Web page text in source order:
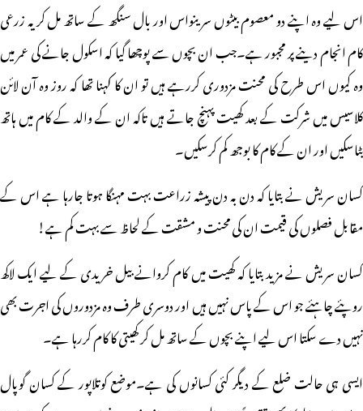
اس لیے وہ اپنے دو معصوم بیٹوں سرینواس اور بال سنگھ کے ساتھ مل کر یہ زرعی
کام انجام دینے پر مجبور ہے۔جب ان بچوں سے پوچھا گیا کہ اسکول جانے کی عمر میں
وہ کیوں اس طرح کی محنت مزدوری کررہے ہیں تو ان کا کہنا تھا کہ روز وہ آن لائن
کلاسیس میں شرکت کے بعد کھیت پہنچ جاتے ہیں تاکہ ان کے والد کے کام میں ہاتھ
بٹاسکیں اور ان کے کام کا بوجھ کم کرسکیں۔
کسان سریش نے بتایا کہ دن بہ دن پیشہ زراعت بہت مہنگا ہوتا جارہا ہے اس کے
مقابل فصلوں کی قیمت ان کی محنت و مشقت کے لحاظ سے بہت کم ہے!
کسان سریش نے مزید بتایا کہ کھیت میں کام کروانے بیل خریدی کے لیے ایک لاکھ
روپئے چاہئے جو اس کے پاس نہیں ہیں اور دوسری طرف وہ مزدوروں کی اجرت بھی
نہیں دے سکتا اس لیے اپنے بچوں کے ساتھ مل کر کھیتی کا کام کررہا ہے۔
ایسی ہی حالت ضلع کے دیگر کئی کسانوں کی ہے۔موضع کوتلاپور کے کسان گوپال